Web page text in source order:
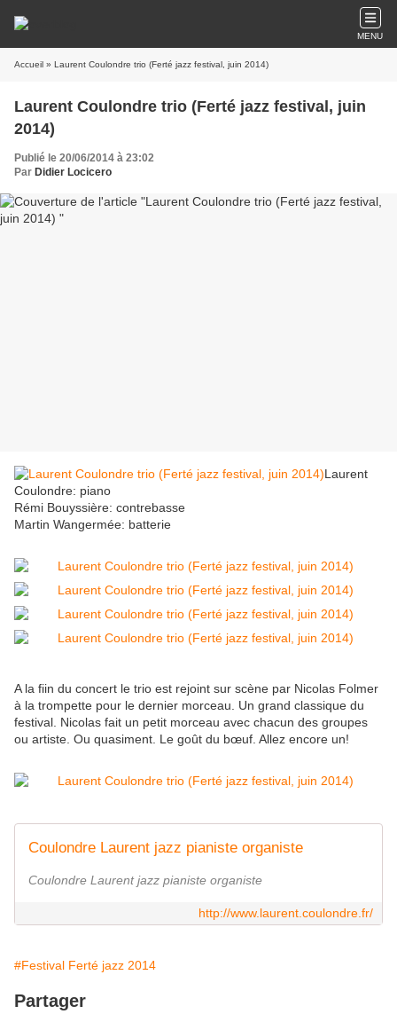
MENU
Accueil » Laurent Coulondre trio (Ferté jazz festival, juin 2014)
Laurent Coulondre trio (Ferté jazz festival, juin
2014)
Publié le 20/06/2014 à 23:02
Par Didier Locicero
Laurent
Coulondre: piano
Rémi Bouyssière: contrebasse
Martin Wangermée: batterie
A la fiin du concert le trio est rejoint sur scène par Nicolas Folmer
à la trompette pour le dernier morceau. Un grand classique du
festival. Nicolas fait un petit morceau avec chacun des groupes
ou artiste. Ou quasiment. Le goût du bœuf. Allez encore un!
Coulondre Laurent jazz pianiste organiste
Coulondre Laurent jazz pianiste organiste
http://www.laurent.coulondre.fr/
#Festival Ferté jazz 2014
Partager